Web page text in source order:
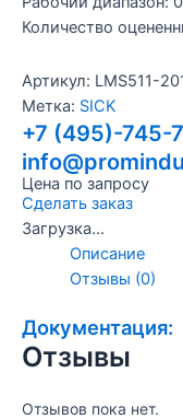
Количество
Артикул: LMS511-
Метка: SICK
+7 (495)-745-
Цена по запросу
Сделать заказ
Загрузка...
Описание
Отзывы (0)
Документация:
Отзывы
Отзывов пока нет.